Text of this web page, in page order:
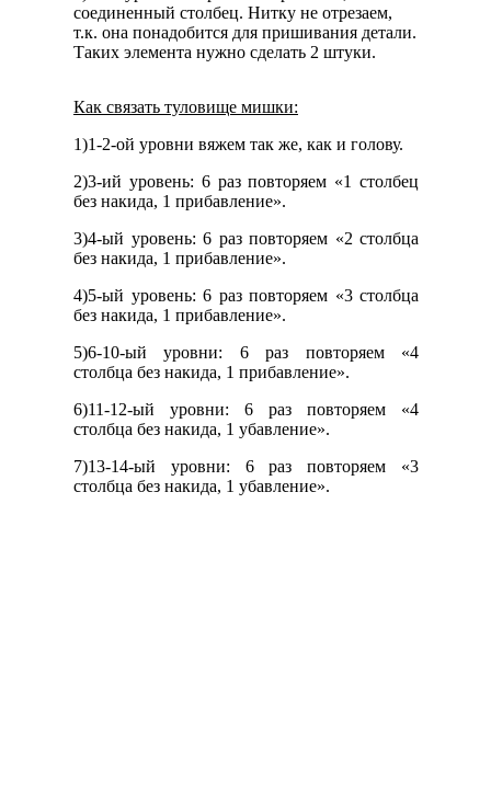
соединенный столбец. Нитку не отрезаем,
т.к. она понадобится для пришивания детали.
Таких элемента нужно сделать 2 штуки.
Как связать туловище мишки:
1)1-2-ой уровни вяжем так же, как и голову.
2)3-ий уровень: 6 раз повторяем «1 столбец
без накида, 1 прибавление».
3)4-ый уровень: 6 раз повторяем «2 столбца
без накида, 1 прибавление».
4)5-ый уровень: 6 раз повторяем «3 столбца
без накида, 1 прибавление».
5)6-10-ый уровни: 6 раз повторяем «4
столбца без накида, 1 прибавление».
6)11-12-ый уровни: 6 раз повторяем «4
столбца без накида, 1 убавление».
7)13-14-ый уровни: 6 раз повторяем «3
столбца без накида, 1 убавление».